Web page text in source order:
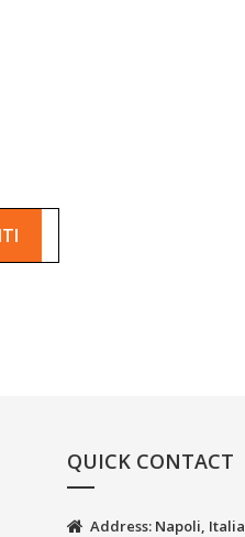
QUICK CONTACT
Address: Napoli, Italia